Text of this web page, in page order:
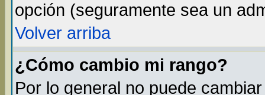
opción (seguramente sea un
Volver arriba
¿Cómo cambio mi rango?
Por lo general no puede